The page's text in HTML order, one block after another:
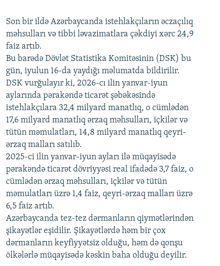
Auto 240p 360p 480p
720p 1080p
360p
480p
720p
1080p
Son bir ildə Azərbaycanda istehlakçıların əczaçılıq
məhsulları və tibbi ləvazimatlara çəkdiyi xərc 24,9
faiz artıb.
Bu barədə Dövlət Statistika Komitəsinin (DSK) bu
gün, iyulun 16-da yaydığı məlumatda bildirilir.
DSK vurğulayır ki, 2026-cı ilin yanvar-iyun
aylarında pərakəndə ticarət şəbəkəsində
istehlakçılara 32,4 milyard manatlıq, o cümlədən
17,6 milyard manatlıq ərzaq məhsulları, içkilər və
tütün məmulatları, 14,8 milyard manatlıq qeyri-
ərzaq malları satılıb.
2025-ci ilin yanvar-iyun ayları ilə müqayisədə
pərakəndə ticarət dövriyyəsi real ifadədə 3,7 faiz, o
cümlədən ərzaq məhsulları, içkilər və tütün
məmulatları üzrə 1,4 faiz, qeyri-ərzaq malları üzrə
6,5 faiz artıb.
Azərbaycanda tez-tez dərmanların qiymətlərindən
şikayətlər eşidilir. Şikayətlərdə həm bir çox
dərmanların keyfiyyətsiz olduğu, həm də qonşu
ölkələrlə müqayisədə kəskin baha olduğu deyilir.